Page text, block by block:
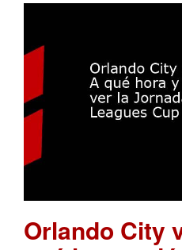
Orlando City